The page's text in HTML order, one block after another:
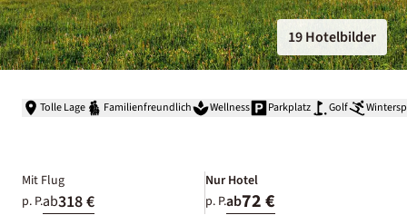
19 Hotelbilder
Tolle Lage Familienfreundlich Wellness Parkplatz Golf
Mit Flug
p. P.ab318 €
Nur Hotel
p. P.ab72 €